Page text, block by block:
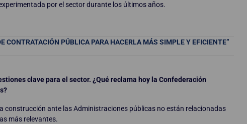
por el sector durante los últimos años.
CONTRATACIÓN PÚBLICA PARA HACERLA MÁS SIMPLE Y EFICIENTE”
clave para el sector. ¿Qué reclama hoy la Confederación
construcción ante las Administraciones públicas no están relacionadas
más relevantes.